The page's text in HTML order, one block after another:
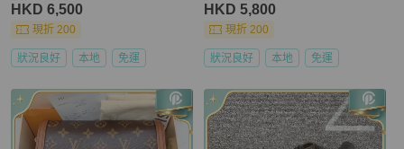
HKD 6,500
現折 200
狀況良好 本地 免運
HKD 5,800
現折 200
狀況良好 本地 免運